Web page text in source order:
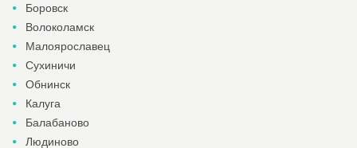
Боровск
Волоколамск
Малоярославец
Сухиничи
Обнинск
Калуга
Балабаново
Людиново